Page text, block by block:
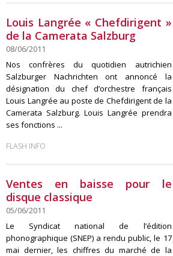
Louis Langrée « Chefdirigent »
de la Camerata Salzburg
08/06/2011
Nos confrères du quotidien autrichien
Salzburger Nachrichten ont annoncé la
désignation du chef d’orchestre français
Louis Langrée au poste de Chefdirigent de la
Camerata Salzburg. Louis Langrée prendra
ses fonctions ...
FLASH INFO
Ventes en baisse pour le
disque classique
05/06/2011
Le Syndicat national de l’édition
phonographique (SNEP) a rendu public, le 17
mai dernier, les chiffres du marché de la